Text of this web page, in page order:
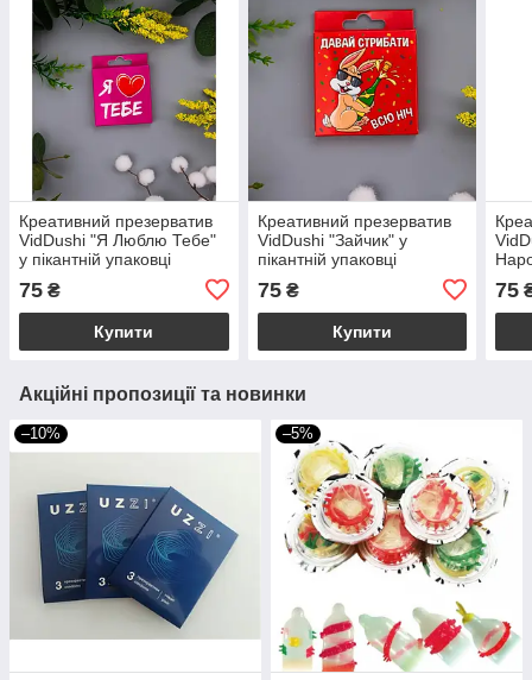
Креативний презерватив
VidDushi "Я Люблю Тебе"
у пікантній упаковці
75 ₴
Купити
Креативний презерватив
VidDushi "Зайчик" у
пікантній упаковці
75₴
Купити
75
Акційні пропозиції та новинки
–10% –5%